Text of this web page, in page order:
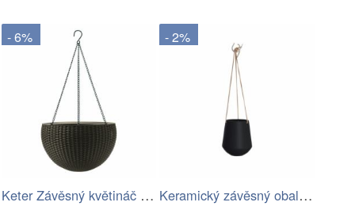
- 6%
Keter Závěsný květináč Sphere antracit,…
- 2%
Keramický závěsný obal na květináč ø 13…